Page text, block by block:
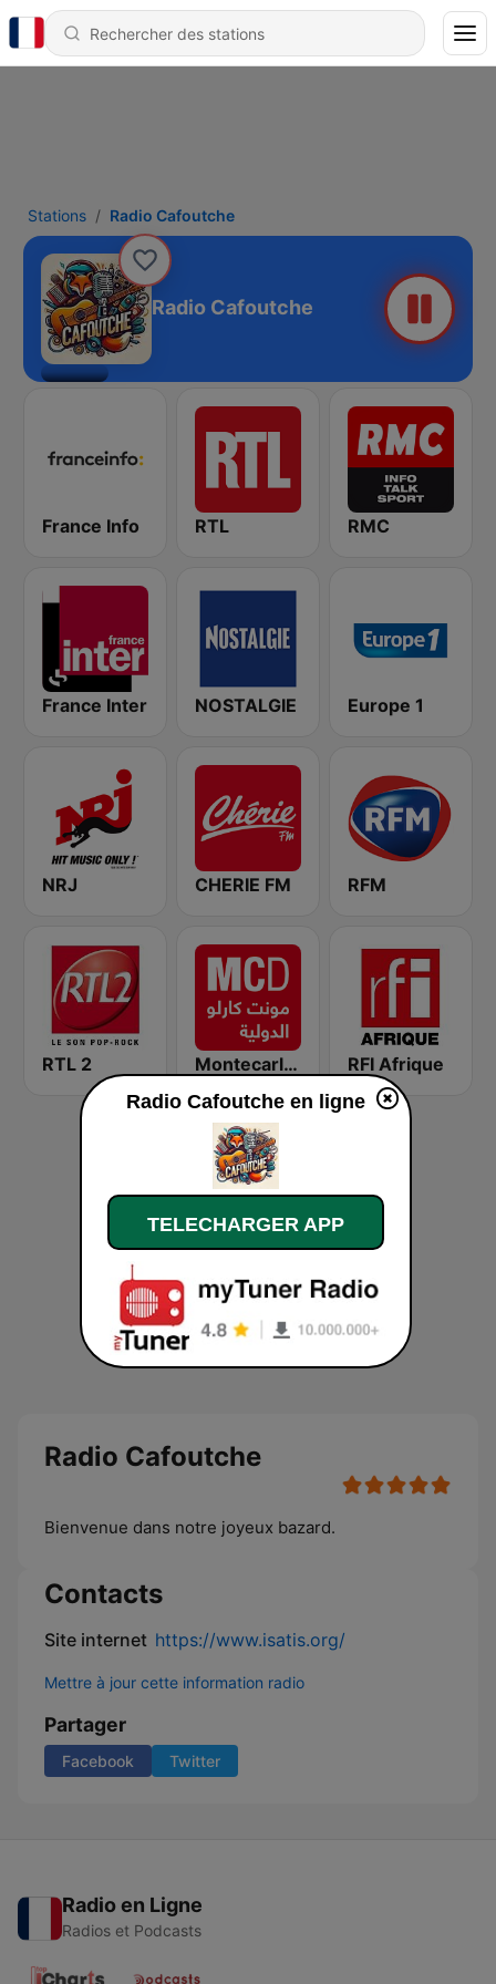
Stations Radio Cafoutche
Radio Cafoutche
France Info RTL RMC
France Inter NOSTALGIE Europe 1
NRJ CHERIE FM RFM
RTL 2 Montecarlo al doualiya (مونت كارلو الدولية) RFI Afrique
Radio Cafoutche
Bienvenue dans notre joyeux bazard.
Contacts
Site internet https://www.isatis.org/
Mettre à jour cette information radio
Partager
Facebook Twitter
Radio en Ligne
Radios et Podcasts
Radio Cafoutche en ligne
TELECHARGER APP